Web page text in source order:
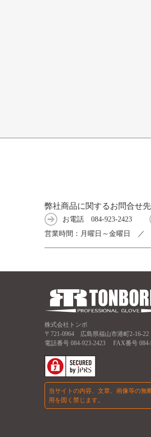
弊社商品に関するお問合せ先
お電話 084-923-2423
営業時間：月曜日～金曜日 ／
株式会社トンボ
〒721-0964 広島県福山市港町2-16-22
電話番号 084-923-2423 FAX番号 084-
当サイトの内容、文章、画像等の無
用を固く禁じます。